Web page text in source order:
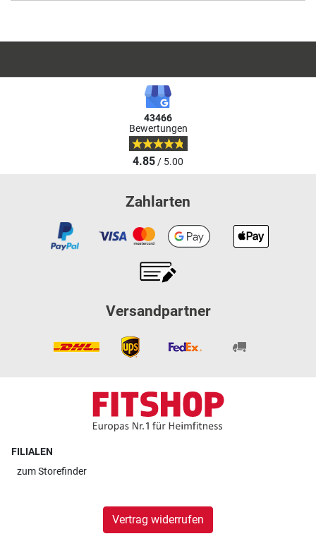
43466
Bewertungen
4.85/ 5.00
Zahlarten
Versandpartner
FILIALEN
zumStorefinder
Vertrag widerrufen